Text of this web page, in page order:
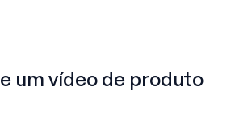
um vídeo de produto